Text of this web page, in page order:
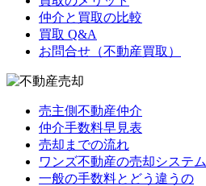
仲介と買取の比較
買取 Q&A
お問合せ（不動産買取）
売主側不動産仲介
仲介手数料早見表
売却までの流れ
ワンズ不動産の売却システム
一般の手数料とどう違うの